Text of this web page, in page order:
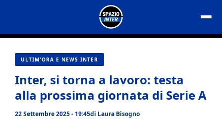
contenuto
ULTIM'ORA E NEWS INTER
Inter, si torna a lavoro: testa
alla prossima giornata di Serie A
22 Settembre 2025 - 19:45di Laura Bisogno